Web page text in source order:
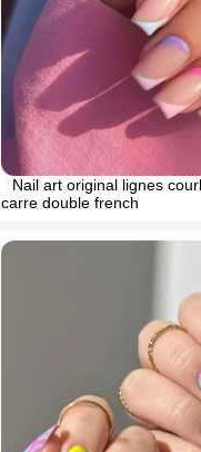
Nail art original lignes
carre double french